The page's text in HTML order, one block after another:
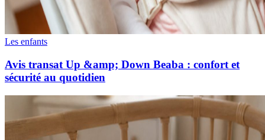
Les enfants
Avis transat Up &amp; Down Beaba : confort et
sécurité au quotidien